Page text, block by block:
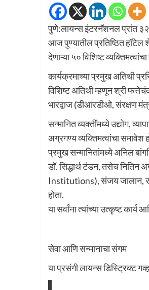
पुणे:लायन्स इंटरनॅशनल प्रांत
आज पुण्यातील प्रतिष्ठित हॉटेल
देणाऱ्या ५० विशिष्ट
कार्यक्रमाच्या प्रमुख अतिथी
विशिष्ट अतिथी म्हणून श्री
भारद्वाज (डीआरडीओ, संरक्षण
सन्मानित व्यक्तींमध्ये उद्योग,
अग्रगण्य व्यक्तिमत्वांचा समावेश
प्रमुख सन्मानितांमध्ये अनिल
डॉ. सिद्धार्थ टंडन, तसेच
Institutions), संजय जालान,
होता.
या सर्वांना त्यांच्या उत्कृष्ट
सेवा आणि सन्मानाचा संगम
या प्रसंगी लायन्स डिस्ट्रिक्ट